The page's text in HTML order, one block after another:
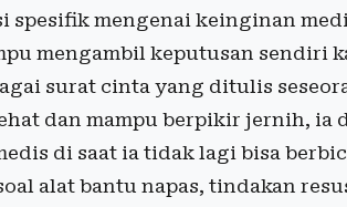
mengenai keinginan
mengambil keputusan sendiri
surat cinta yang ditulis
dan mampu berpikir jernih, ia
di saat ia tidak lagi bisa
alat bantu napas, tindakan